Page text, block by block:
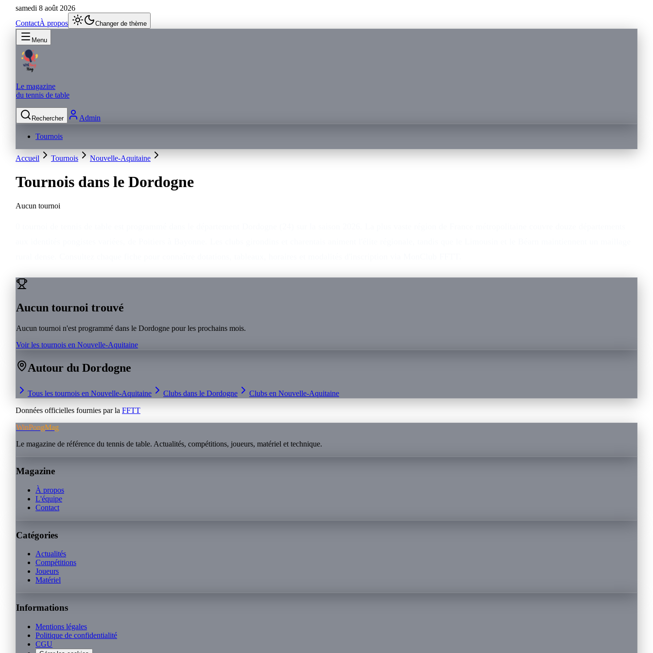
samedi 8 août 2026
ContactÀ propos Changer de thème
Menu
Le magazine
du tennis de table
Rechercher Admin
Tournois
Accueil Tournois Nouvelle-Aquitaine
Tournois dans le Dordogne
Aucun tournoi
Aucun tournoi trouvé
Aucun tournoi n'est programmé dans le Dordogne pour les prochains mois.
Voir les tournois en Nouvelle-Aquitaine
Autour du Dordogne
Tous les tournois en Nouvelle-Aquitaine Clubs dans le Dordogne Clubs en Nouvelle-Aquitaine
Données officielles fournies par la FFTT
WinPongMag
Le magazine de référence du tennis de table. Actualités, compétitions, joueurs, matériel et technique.
Magazine
À propos
L'équipe
Contact
Catégories
Actualités
Compétitions
Joueurs
Matériel
Informations
Mentions légales
Politique de confidentialité
CGU